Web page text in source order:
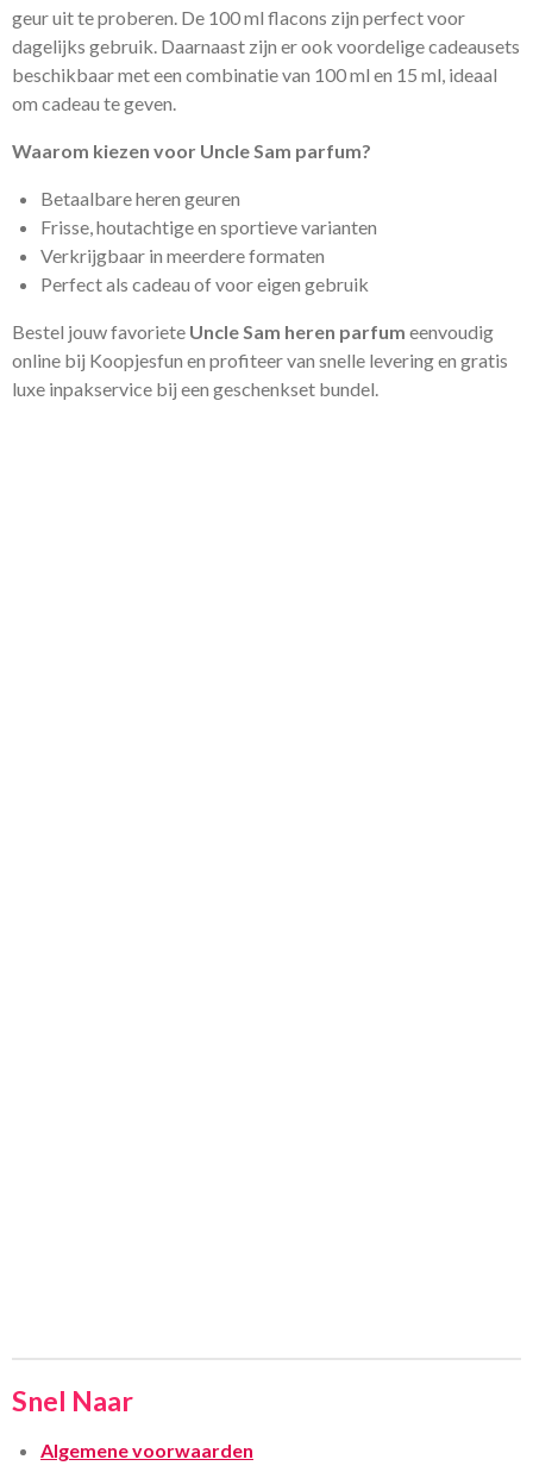
geur uit te proberen. De 100 ml flacons zijn perfect voor
dagelijks gebruik. Daarnaast zijn er ook voordelige cadeausets
beschikbaar met een combinatie van 100 ml en 15 ml, ideaal
om cadeau te geven.
Waarom kiezen voor Uncle Sam parfum?
Betaalbare heren geuren
Frisse, houtachtige en sportieve varianten
Verkrijgbaar in meerdere formaten
Perfect als cadeau of voor eigen gebruik
Bestel jouw favoriete Uncle Sam heren parfum eenvoudig
online bij Koopjesfun en profiteer van snelle levering en gratis
luxe inpakservice bij een geschenkset bundel.
Snel Naar
Algemene voorwaarden